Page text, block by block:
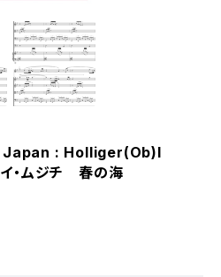
: Holliger(Ob)I
ムジチ 春の海